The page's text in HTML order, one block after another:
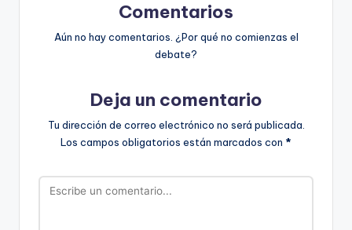
Comentarios
Aún no hay comentarios. ¿Por qué no comienzas el
debate?
Deja un comentario
Tu dirección de correo electrónico no será publicada.
Los campos obligatorios están marcados con *